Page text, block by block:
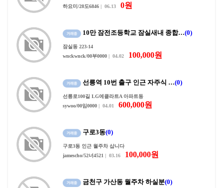
하요미/28도6846 | 06.13 0원
10만 잠전조등학교 잠실새내 종합…(0)
잠실동 223-14
wnckwnck/00부0000 | 04.02 100,000원
선릉역 10번 출구 인근 자주식 …(0)
선릉로100길 LG에클라트A 아파트동
sywoo/00임0000 | 04.01 600,000원
구로3동(0)
구로3동 인근 월주차 삽니다
jamescho/52너4521 | 03.16 100,000원
금천구 가산동 월주차 하실분(0)